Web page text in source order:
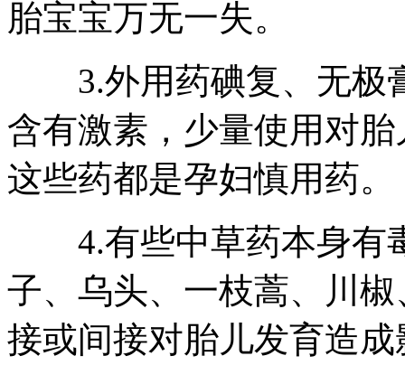
胎宝宝万无一失。
3.外用药碘复、无极
含有激素，少量使用对
这些药都是孕妇慎用药。
4.有些中草药本身有
子、乌头、一枝蒿、川
接或间接对胎儿发育造成